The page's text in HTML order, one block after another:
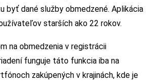
byť dané služby obmedzené. Aplikácia
starších ako 22 rokov.
na obmedzenia v registrácii
funguje táto funkcia iba na
zakúpených v krajinách, kde je